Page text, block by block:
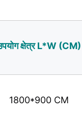
क्षेत्र L*W (CM)
1800*900 CM